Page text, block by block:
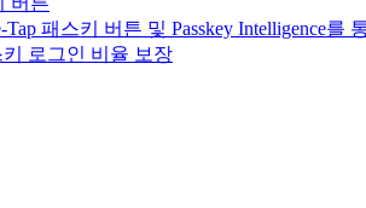
패스키 버튼 및 Passkey Intelligence를
로그인 비율 보장